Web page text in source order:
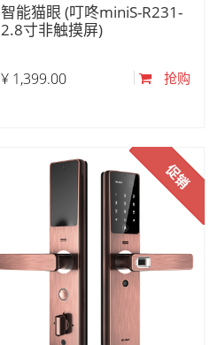
智能猫眼 (叮咚miniS-R231-
2.8寸非触摸屏)
¥ 1,399.00 抢购
促销